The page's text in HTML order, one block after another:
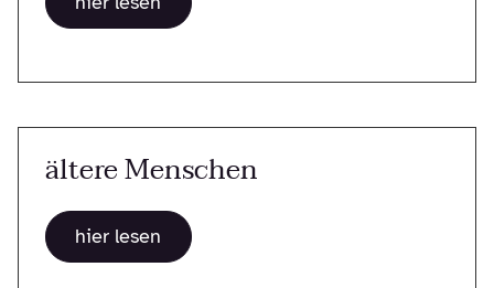
ältere Menschen
hier lesen